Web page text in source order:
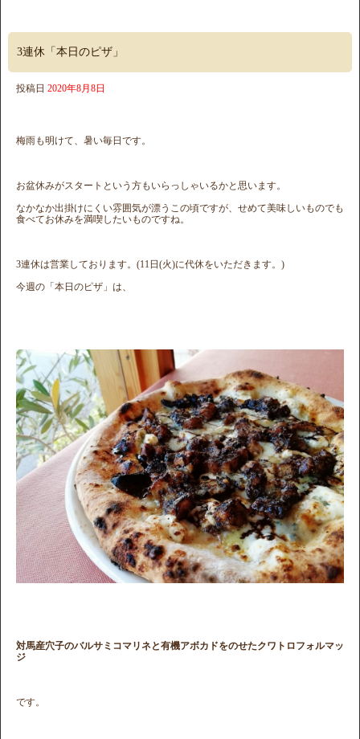
3連休「本日のピザ」
投稿日 2020年8月8日
梅雨も明けて、暑い毎日です。
お盆休みがスタートという方もいらっしゃいるかと思います。
なかなか出掛けにくい雰囲気が漂うこの頃ですが、せめて美味しいものでも
食べてお休みを満喫したいものですね。
3連休は営業しております。(11日(火)に代休をいただきます。)
今週の「本日のピザ」は、
対馬産穴子のバルサミコマリネと有機アボカドをのせたクワトロフォルマッ
ジ
です。